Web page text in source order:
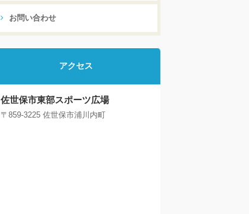
お問い合わせ
アクセス
佐世保市東部スポーツ広場
〒859-3225 佐世保市浦川内町